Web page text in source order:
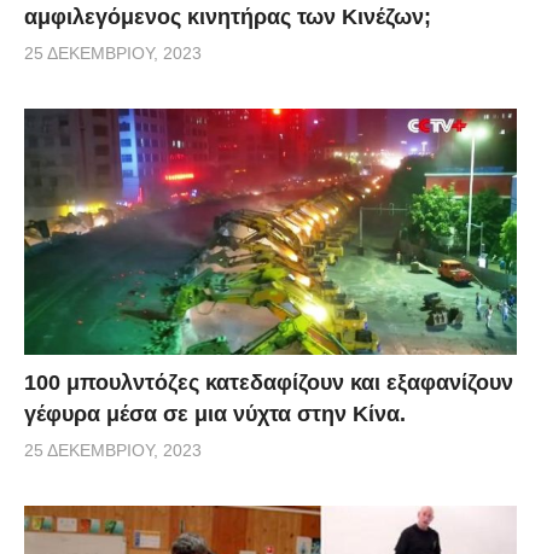
αμφιλεγόμενος κινητήρας των Κινέζων;
25 ΔΕΚΕΜΒΡΊΟΥ, 2023
100 μπουλντόζες κατεδαφίζουν και εξαφανίζουν
γέφυρα μέσα σε μια νύχτα στην Κίνα.
25 ΔΕΚΕΜΒΡΊΟΥ, 2023